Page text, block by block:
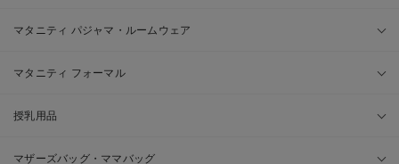
マタニティ パジャマ・ルームウェア
マタニティ フォーマル
授乳用品
マザーズバッグ・ママバッグ